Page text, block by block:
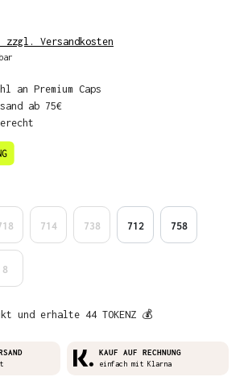
Versandkosten
an Premium Caps
ab 75€
714 738 712 758
8
und erhalte 44 TOKENZ 💰
KAUF AUF RECHNUNG
einfach mit Klarna